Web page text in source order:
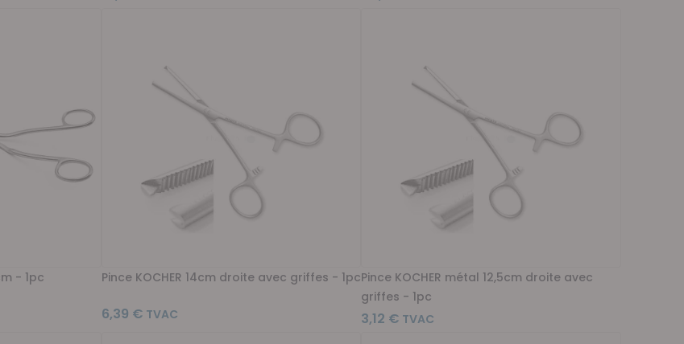
- 1pc Pince KOCHER 14cm droite avec griffes - 1pc
6,39 €
Pince KOCHER métal 12,5cm droite avec
griffes - 1pc
3,12 €